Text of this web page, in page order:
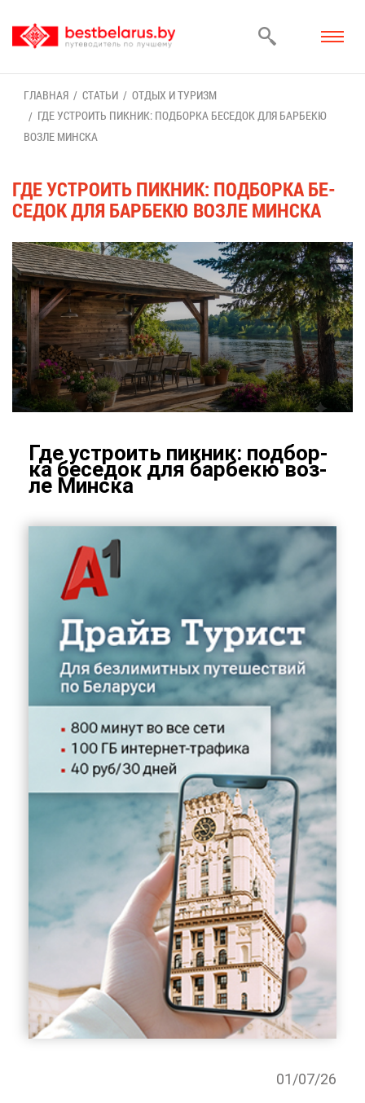
ГЛАВ­НАЯ СТА­ТЬИ
ОТ­ДЫХ И ТУ­РИЗМ
ГДЕ УСТРО­ИТЬ ПИК­НИК: ПОД­БОР­КА БЕ­СЕ­ДОК ДЛЯ БАР­БЕКЮ
ВОЗ­ЛЕ МИН­СКА
ГДЕ УСТРО­ИТЬ ПИК­НИК: ПОД­БОР­КА БЕ­
СЕ­ДОК ДЛЯ БАР­БЕКЮ ВОЗ­ЛЕ МИН­СКА
Где устро­ить пик­ник: под­бор­
ка бе­се­док для бар­бекю воз­
ле Мин­ска
01/07/26